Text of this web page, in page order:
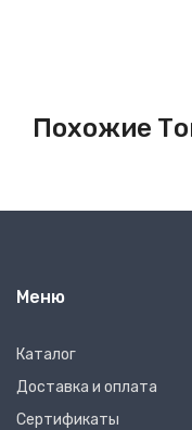
Похожие
Меню
Каталог
Доставка и оплата
Сертификаты